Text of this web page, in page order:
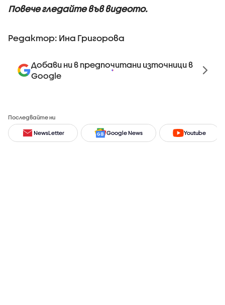
Повече гледайте във видеото.
Редактор: Ина Григорова
Добави ни в предпочитани източници в
Google
Последвайте ни
NewsLetter Google News Youtube